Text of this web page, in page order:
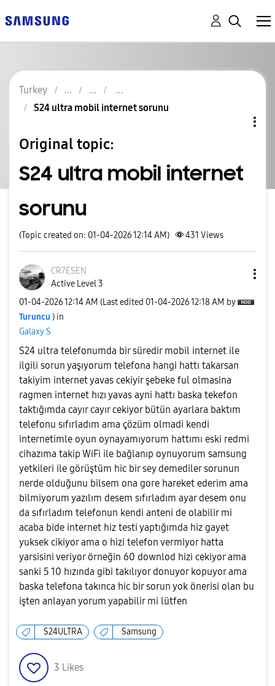
Turkey
S24 ultra mobil internet sorunu
Original topic:
S24 ultra mobil internet
sorunu
(Topic created on: 01-04-2026 12:14 AM) 431 Views
CR7ESEN
Active Level 3
‎01-04-202612:14 AM (Last edited ‎01-04-202612:18 AM by
Turuncu ) in
Galaxy S
S24 ultra telefonumda bir süredir mobil internet ile
ilgili sorun yaşıyorum telefona hangi hattı takarsan
takiyim internet yavas cekiyir şebeke ful olmasina
ragmen internet hızı yavas ayni hattı baska tekefon
taktığımda cayır cayır cekiyor bütün ayarlara baktım
telefonu sıfırladım ama çözüm olmadi kendi
internetimle oyun oynayamıyorum hattımı eski redmi
cihazıma takip WiFi ile bağlanıp oynuyorum samsung
yetkileri ile görüştüm hic bir sey demediler sorunun
nerde olduğunu bilsem ona gore hareket ederim ama
bilmiyorum yazılım desem sıfırladım ayar desem onu
da sıfırladım telefonun kendi anteni de olabilir mi
acaba bide internet hiz testi yaptığımda hiz gayet
yuksek cikiyor ama o hizi telefon vermiyor hatta
yarsisini veriyor örneğin 60 downlod hizi cekiyor ama
sanki 5 10 hızında gibi takılıyor donuyor kopuyor ama
baska telefona takınca hic bir sorun yok önerisi olan bu
işten anlayan yorum yapabilir mi lütfen
S24ULTRA Samsung
3 Likes